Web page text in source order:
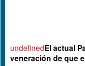
undefinedEl actual
veneración de que